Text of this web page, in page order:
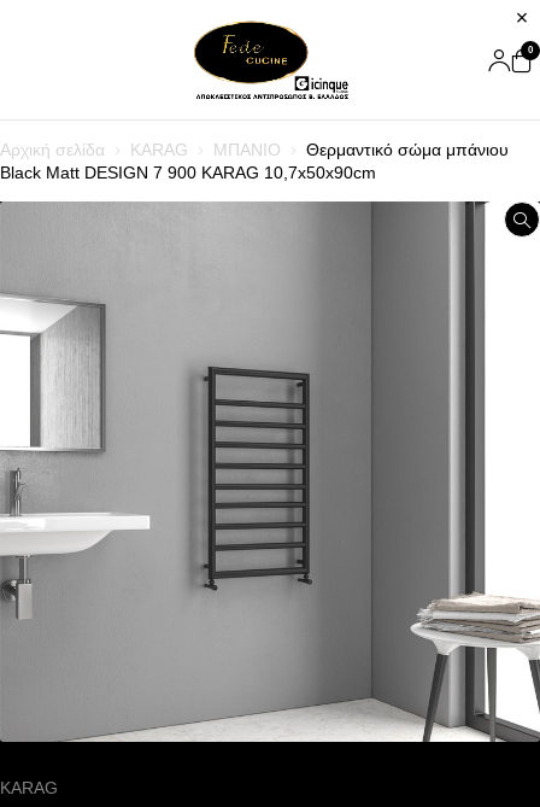
0
Αρχική σελίδα KARAG ΜΠΑΝΙΟ
Θερμαντικό σώμα μπάνιου
Black Matt DESIGN 7 900 KARAG 10,7x50x90cm
KARAG